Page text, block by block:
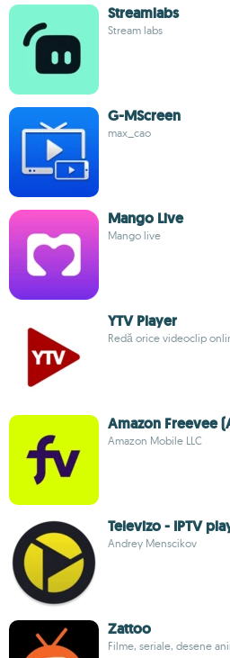
Streamlabs
Stream labs
G-MScreen
max_cao
Mango Live
Mango live
YTV Player
Redă orice videoclip
Amazon Freevee
Amazon Mobile LLC
Televizo - IPTV
Andrey Menscikov
Zattoo
Filme, seriale, desene